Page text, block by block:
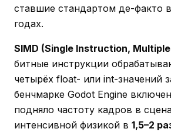
ставшие стандартом де-факто
годах.
SIMD (Single Instruction,
битные инструкции
четырёх float- или int-значений
бенчмарке Godot Engine
подняло частоту кадров в
интенсивной физикой в 1,5–2